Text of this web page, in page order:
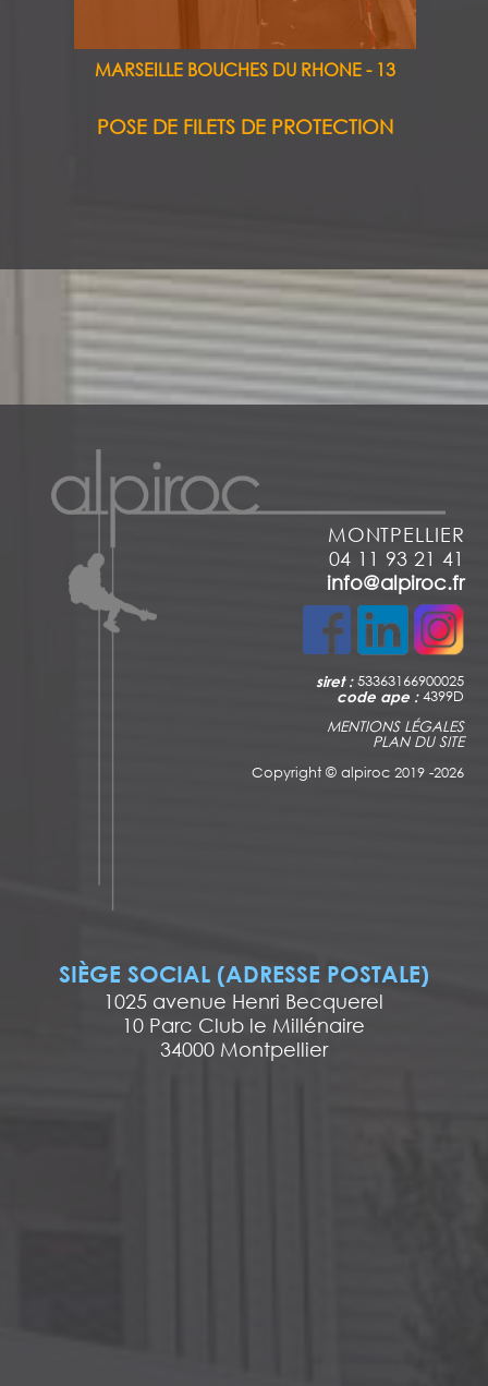
MARSEILLE BOUCHES DU RHONE - 13
POSE DE FILETS DE PROTECTION
MONTPELLIER
04 11 93 21 41
info@alpiroc.fr
siret :53363166900025
code ape :4399D
MENTIONS LÉGALES
PLAN DU SITE
Copyright ©alpiroc 2019 -2026
SIÈGE SOCIAL (ADRESSE POSTALE)
1025 avenue Henri Becquerel
10 Parc Club le Millénaire
34000 Montpellier